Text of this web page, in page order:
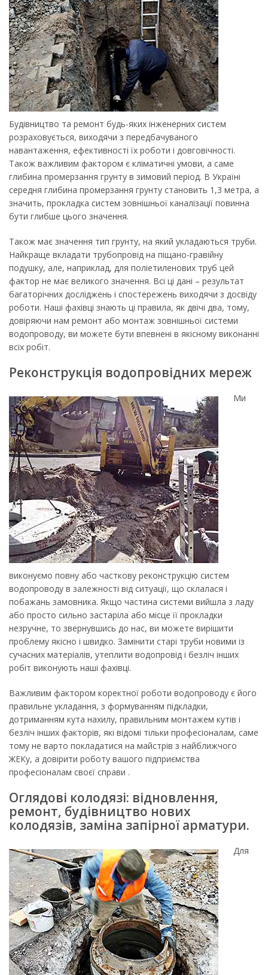
Будівництво та ремонт будь-яких інженерних систем
розраховується, виходячи з передбачуваного
навантаження, ефективності їх роботи і довговічності.
Також важливим фактором є кліматичні умови, а саме
глибина промерзання грунту в зимовий період. В Україні
середня глибина промерзання грунту становить 1,3 метра, а
значить, прокладка систем зовнішньої каналізації повинна
бути глибше цього значення.
Також має значення тип грунту, на який укладаються труби.
Найкраще вкладати трубопровід на піщано-гравійну
подушку, але, наприклад, для поліетиленових труб цей
фактор не має великого значення. Всі ці дані – результат
багаторічних досліджень і спостережень виходячи з досвіду
роботи. Наші фахівці знають ці правила, як двічі два, тому,
довіряючи нам ремонт або монтаж зовнішньої системи
водопроводу, ви можете бути впевнені в якісному виконанні
всіх робіт.
Реконструкція водопровідних мереж
Ми
виконуємо повну або часткову реконструкцію систем
водопроводу в залежності від ситуації, що склалася і
побажань замовника. Якщо частина системи вийшла з ладу
або просто сильно застаріла або місце її прокладки
незручне, то звернувшись до нас, ви можете вирішити
проблему якісно і швидко. Замінити старі труби новими із
сучасних матеріалів, утеплити водопровід і безліч інших
робіт виконують наші фахівці.
Важливим фактором коректної роботи водопроводу є його
правильне укладання, з формуванням підкладки,
дотриманням кута нахилу, правильним монтажем кутів і
безліч інших факторів, які відомі тільки професіоналам, саме
тому не варто покладатися на майстрів з найближчого
ЖЕКу, а довірити роботу вашого підприємства
професіоналам своєї справи .
Оглядові колодязі: відновлення,
ремонт, будівництво нових
колодязів, заміна запірної арматури.
Для